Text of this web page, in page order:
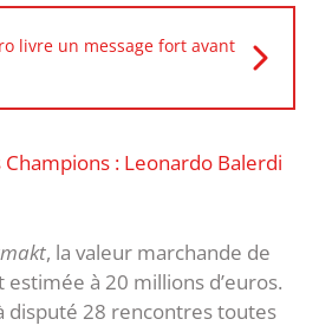
livre un message fort avant
Champions : Leonardo Balerdi
, la valeur marchande de
à 20 millions d’euros.
disputé 28 rencontres toutes